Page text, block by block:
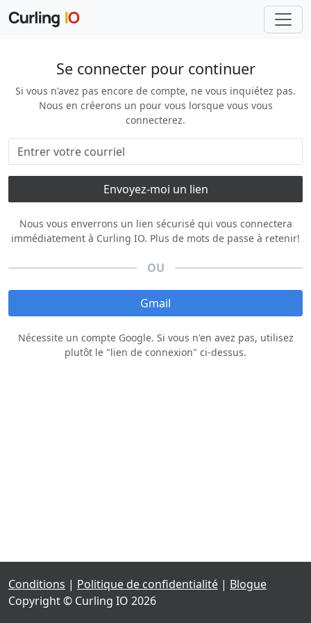
Se connecter pour continuer
Si vous n'avez pas encore de compte, ne vous inquiétez pas.
Nous en créerons un pour vous lorsque vous vous
connecterez.
Nous vous enverrons un lien sécurisé qui vous connectera
immédiatement à Curling IO. Plus de mots de passe à retenir!
OU
Gmail
Nécessite un compte Google. Si vous n'en avez pas, utilisez
plutôt le "lien de connexion" ci‑dessus.
Conditions | Politique de confidentialité | Blogue
Copyright © Curling IO 2026